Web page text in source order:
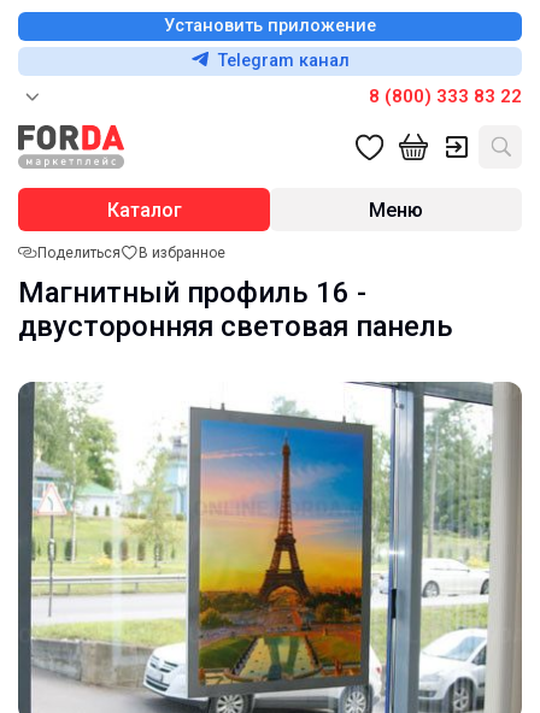
Установить приложение
Telegram канал
8 (800) 333 83 22
Каталог Меню
Поделиться В избранное
Магнитный профиль 16 -
двусторонняя световая панель